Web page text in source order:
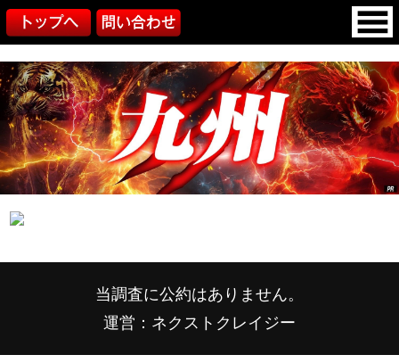
当調査に公約はありません。
運営：ネクストクレイジー